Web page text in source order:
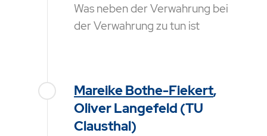
Was neben der Verwahrung bei
der Verwahrung zu tun ist
Mareike Bothe-Fiekert,
Oliver Langefeld (TU
Clausthal)